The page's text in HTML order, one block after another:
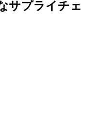
サプライチェ